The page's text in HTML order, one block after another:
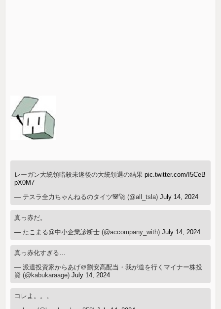
レーガン大統領暗殺未遂後の大統領選の結果pic.twitter.com/I5CeB
pX0M7
— テスラ全力ちゃんねるのタイツ🐼🚀 (@all_tsla)July 14, 2024
真っ赤だ。
— たこまる@中小企業診断士 (@accompany_with)July 14, 2024
真っ赤化すぎる…
— 派遣投資家からあげ＠割安高配当・我が道を行くマイナー株投
資 (@kabukaraage)July 14, 2024
コレよ。。。